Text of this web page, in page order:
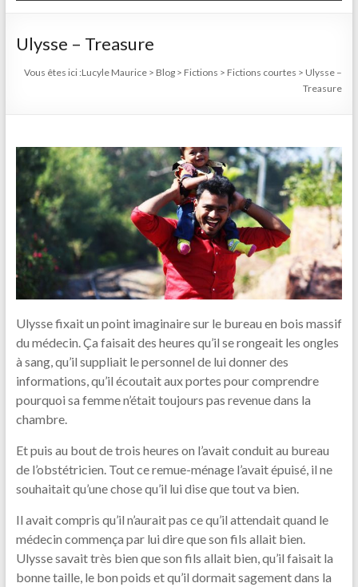
ses
heures
perdues
Ulysse – Treasure
Vous êtes ici :Lucyle Maurice > Blog > Fictions > Fictions courtes > Ulysse –
Treasure
Ulysse fixait un point imaginaire sur le bureau en bois massif
du médecin. Ça faisait des heures qu’il se rongeait les ongles
à sang, qu’il suppliait le personnel de lui donner des
informations, qu’il écoutait aux portes pour comprendre
pourquoi sa femme n’était toujours pas revenue dans la
chambre.
Et puis au bout de trois heures on l’avait conduit au bureau
de l’obstétricien. Tout ce remue-ménage l’avait épuisé, il ne
souhaitait qu’une chose qu’il lui dise que tout va bien.
Il avait compris qu’il n’aurait pas ce qu’il attendait quand le
médecin commença par lui dire que son fils allait bien.
Ulysse savait très bien que son fils allait bien, qu’il faisait la
bonne taille, le bon poids et qu’il dormait sagement dans la